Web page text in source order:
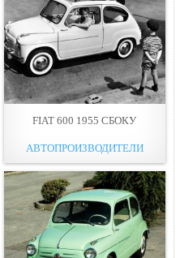
FIAT 600 1955 СБОКУ
АВТОПРОИЗВОДИТЕЛИ